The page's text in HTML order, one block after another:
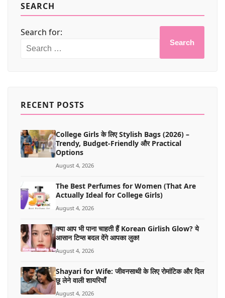
SEARCH
Search for:
Search
RECENT POSTS
College Girls के लिए Stylish Bags (2026) –
Trendy, Budget-Friendly और Practical
Options
August 4, 2026
The Best Perfumes for Women (That Are
Actually Ideal for College Girls)
August 4, 2026
क्या आप भी पाना चाहती हैं Korean Girlish Glow? ये
आसान टिप्स बदल देंगे आपका लुक!
August 4, 2026
Shayari for Wife: जीवनसाथी के लिए रोमांटिक और दिल
छू लेने वाली शायरियाँ
August 4, 2026